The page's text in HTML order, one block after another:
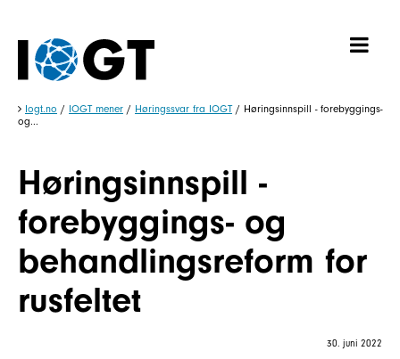
Iogt.no / IOGT mener / Høringssvar fra IOGT / Høringsinnspill - forebyggings-
og...
Høringsinnspill -
forebyggings- og
behandlingsreform for
rusfeltet
30. juni 2022